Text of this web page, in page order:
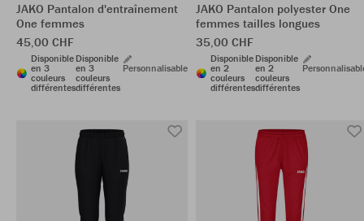
JAKO Pantalon d'entraînement
One femmes
45,00 CHF
Disponible
en 3
couleurs
différentes
Disponible
en 3
couleurs
différentes
Personnalisable
JAKO Pantalon polyester One
femmes tailles longues
35,00 CHF
Disponible
en 2
couleurs
différentes
Disponible
en 2
couleurs
différentes